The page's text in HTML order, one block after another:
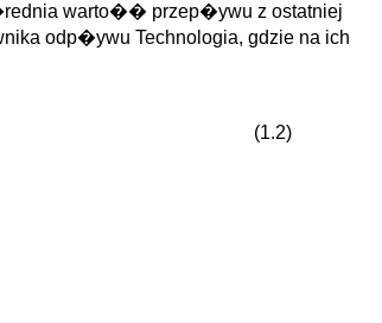
warto�� przep�ywu z ostatniej
odp�ywu Technologia, gdzie na ich
(1.2)